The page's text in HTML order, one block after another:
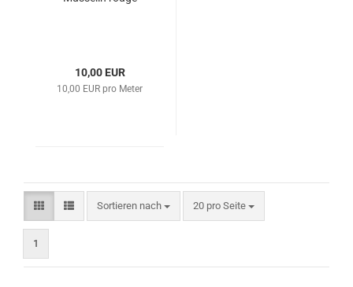
10,00 EUR
10,00 EUR pro Meter
Sortieren nach
Sortieren nach 20 pro Seite
pro Seite
1